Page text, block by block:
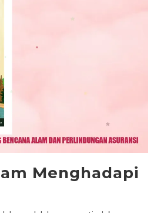
Menghadapi